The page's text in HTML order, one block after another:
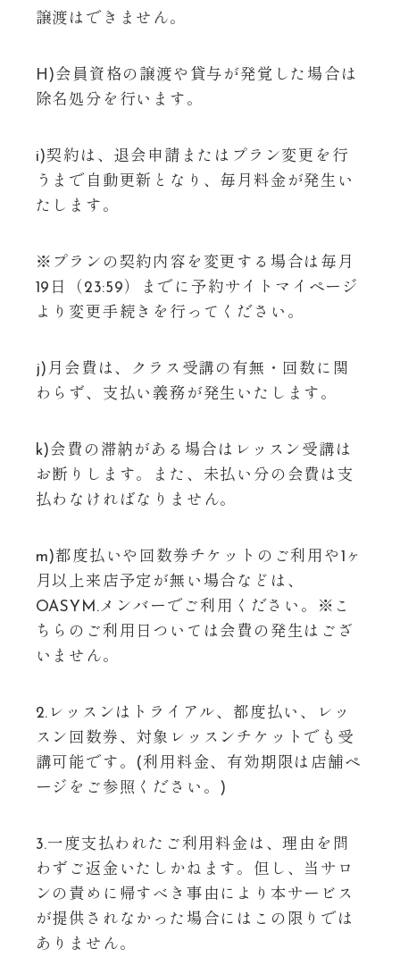
譲渡はできません。
H)会員資格の譲渡や貸与が発覚した場合は
除名処分を行います。
i)契約は、退会申請またはプラン変更を行
うまで自動更新となり、毎月料金が発生い
たします。
※プランの契約内容を変更する場合は毎月
19日（23:59）までに予約サイトマイページ
より変更手続きを行ってください。
j)月会費は、クラス受講の有無・回数に関
わらず、支払い義務が発生いたします。
k)会費の滞納がある場合はレッスン受講は
お断りします。また、未払い分の会費は支
払わなければなりません。
m)都度払いや回数券チケットのご利用や1ヶ
月以上来店予定が無い場合などは、
OASYM.メンバーでご利用ください。※こ
ちらのご利用日ついては会費の発生はござ
いません。
2.レッスンはトライアル、都度払い、レッ
スン回数券、対象レッスンチケットでも受
講可能です。(利用料金、有効期限は店舗ペ
ージをご参照ください。)
3.一度支払われたご利用料金は、理由を問
わずご返金いたしかねます。但し、当サロ
ンの責めに帰すべき事由により本サービス
が提供されなかった場合にはこの限りでは
ありません。